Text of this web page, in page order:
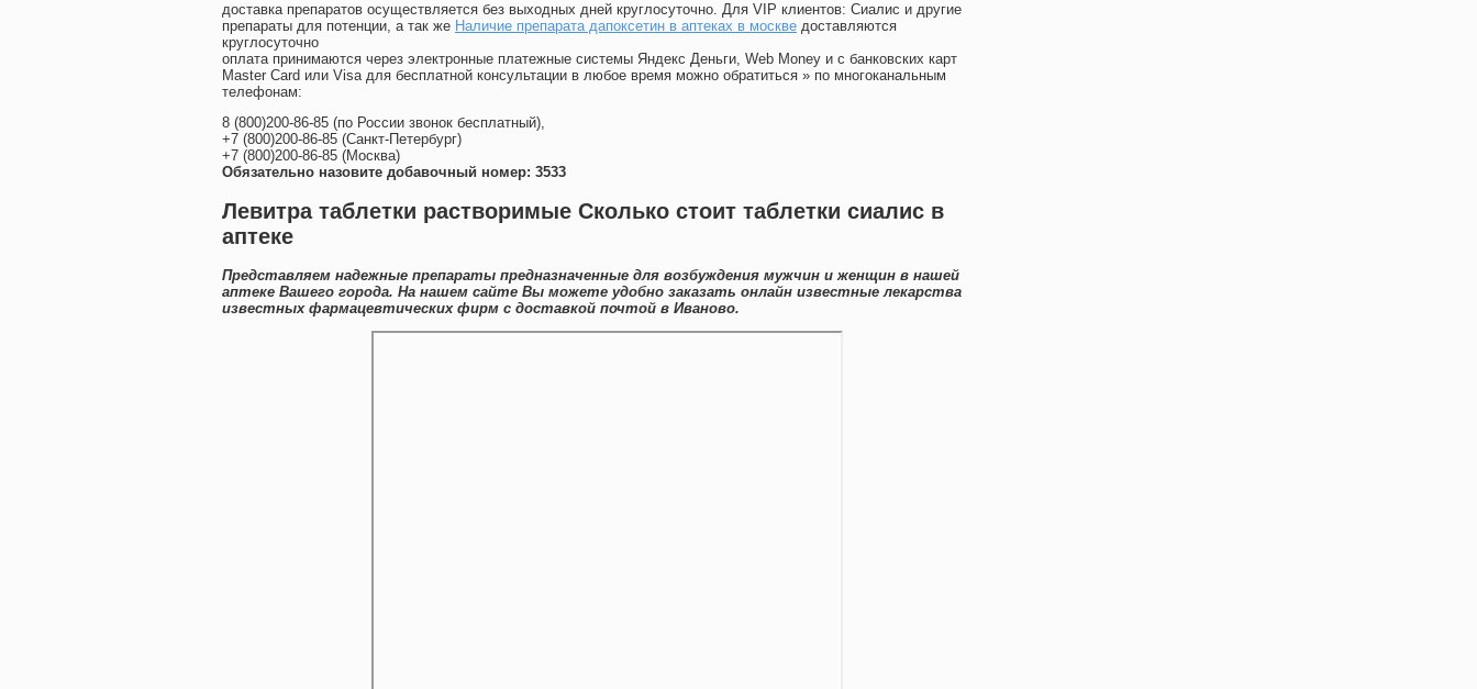
доставка препаратов осуществляется без выходных дней круглосуточно. Для VIP клиентов: Сиалис и другие
препараты для потенции, а так же Наличие препарата дапоксетин в аптеках в москве доставляются
круглосуточно
оплата принимаются через электронные платежные системы Яндекс Деньги, Web Money и с банковских карт
Master Card или Visa для бесплатной консультации в любое время можно обратиться » по многоканальным
телефонам:
8 (800)200-86-85 (по России звонок бесплатный),
+7 (800)200-86-85 (Санкт-Петербург)
+7 (800)200-86-85 (Москва)
Обязательно назовите добавочный номер: 3533
Левитра таблетки растворимые Сколько стоит таблетки сиалис в
аптеке
Представляем надежные препараты предназначенные для возбуждения мужчин и женщин в нашей
аптеке Вашего города. На нашем сайте Вы можете удобно заказать онлайн известные лекарства
известных фармацевтических фирм с доставкой почтой в Иваново.